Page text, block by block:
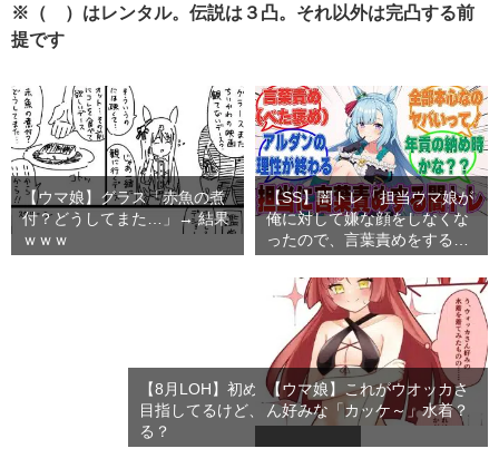
※（ ）はレンタル。伝説は３凸。それ以外は完凸する前
提です
【ウマ娘】グラス「赤魚の煮
付？どうしてまた…」→ 結果
ｗｗｗ
【SS】闇トレ「担当ウマ娘が
俺に対して嫌な顔をしなくな
ったので、言葉責めをする
こ…
【8月LOH】初めてプラチナ4
目指してるけど、これでいけ
る？
【ウマ娘】これがウオッカさ
ん好みな「カッケ～」水着？